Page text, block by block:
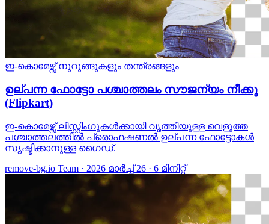
ഇ-കൊമേഴ്സ്നുറുങ്ങുകളും തന്ത്രങ്ങളും
ഉല്പന്ന ഫോട്ടോ പശ്ചാത്തലം സൗജന്യം നീക്കൂ
(Flipkart)
ഇ-കൊമേഴ്സ് ലിസ്റ്റിംഗുകള്‍ക്കായി വൃത്തിയുള്ള വെളുത്ത
പശ്ചാത്തലത്തില്‍ പ്രൊഫഷണല്‍ ഉല്പന്ന ഫോട്ടോകള്‍
സൃഷ്ടിക്കാനുള്ള ഗൈഡ്.
remove-bg.io Team · 2026 മാർച്ച് 26 · 6 മിനിറ്റ്